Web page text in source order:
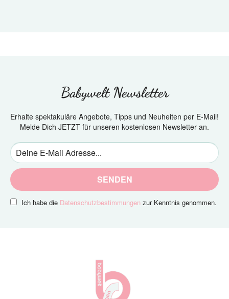
Babywelt Newsletter
Erhalte spektakuläre Angebote, Tipps und Neuheiten per E-Mail!
Melde Dich JETZT für unseren kostenlosen Newsletter an.
SENDEN
Ich habe die Datenschutzbestimmungen zur Kenntnis genommen.